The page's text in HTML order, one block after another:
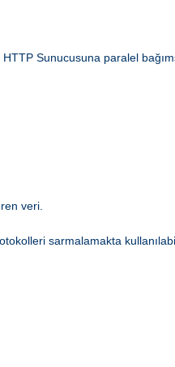
Sunucusuna paralel
veri.
sarmalamakta